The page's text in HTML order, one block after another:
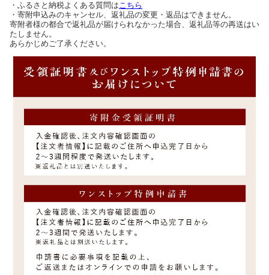
・ふるさと納税よくある質問はこちら
・寄附申込みのキャンセル、返礼品の変更・返品はできません。
寄附者様の都合で返礼品が届けられなかった場合、返礼品等の再送はい
たしません。
あらかじめご了承ください。